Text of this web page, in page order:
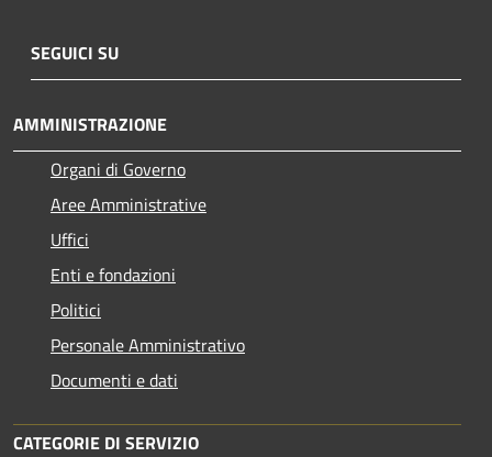
SEGUICI SU
AMMINISTRAZIONE
Organi di Governo
Aree Amministrative
Uffici
Enti e fondazioni
Politici
Personale Amministrativo
Documenti e dati
CATEGORIE DI SERVIZIO